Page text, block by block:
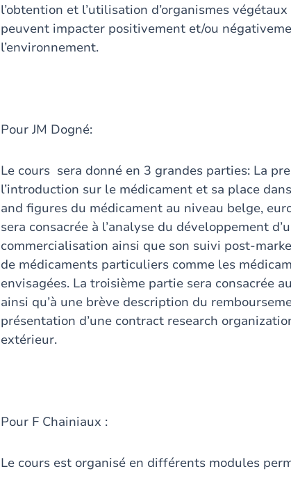
l’obtention et l’utilisation d’organismes
peuvent impacter positivement et/ou
l’environnement.
Pour JM Dogné:
Le cours sera donné en 3 grandes parties: La
l’introduction sur le médicament et sa place
and figures du médicament au niveau belge,
sera consacrée à l’analyse du développement
commercialisation ainsi que son suivi post-
de médicaments particuliers comme les
envisagées. La troisième partie sera consacrée
ainsi qu’à une brève description du
présentation d’une contract research
extérieur.
Pour F Chainiaux :
Le cours est organisé en différents modules